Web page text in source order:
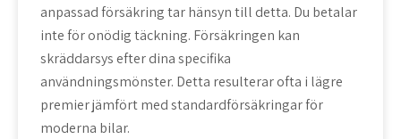
anpassad försäkring tar hänsyn till detta. Du betalar
inte för onödig täckning. Försäkringen kan
skräddarsys efter dina specifika
användningsmönster. Detta resulterar ofta i lägre
premier jämfört med standardförsäkringar för
moderna bilar.